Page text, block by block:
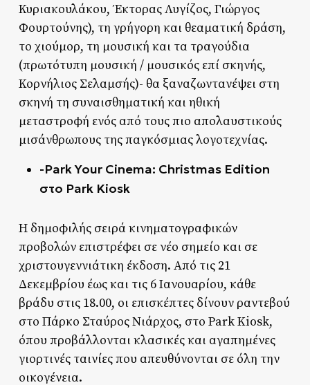
Κυριακουλάκου, Έκτορας Λυγίζος, Γιώργος
Φουρτούνης), τη γρήγορη και θεαματική δράση,
το χιούμορ, τη μουσική και τα τραγούδια
(πρωτότυπη μουσική / μουσικός επί σκηνής,
Κορνήλιος Σελαμσής)- θα ξαναζωντανέψει στη
σκηνή τη συναισθηματική και ηθική
μεταστροφή ενός από τους πιο απολαυστικούς
μισάνθρωπους της παγκόσμιας λογοτεχνίας.
-Park Your Cinema: Christmas Edition
στο Park Kiosk
Η δημοφιλής σειρά κινηματογραφικών
προβολών επιστρέφει σε νέο σημείο και σε
χριστουγεννιάτικη έκδοση. Από τις 21
Δεκεμβρίου έως και τις 6 Ιανουαρίου, κάθε
βράδυ στις 18.00, οι επισκέπτες δίνουν ραντεβού
στο Πάρκο Σταύρος Νιάρχος, στο Park Kiosk,
όπου προβάλλονται κλασικές και αγαπημένες
γιορτινές ταινίες που απευθύνονται σε όλη την
οικογένεια.